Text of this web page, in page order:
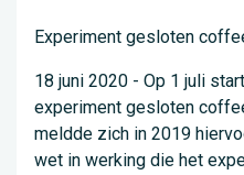
Experiment gesloten
18 juni 2020 - Op 1 juli
experiment gesloten
meldde zich in 2019
wet in werking die het